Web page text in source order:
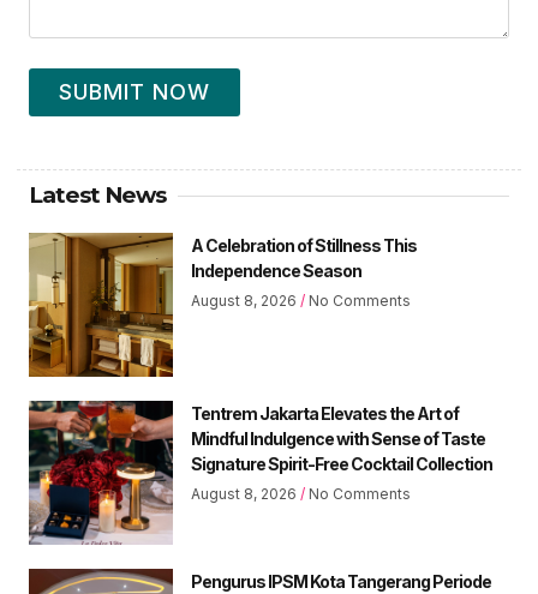
SUBMIT NOW
Latest News
A Celebration of Stillness This
Independence Season
August 8, 2026 No Comments
Tentrem Jakarta Elevates the Art of
Mindful Indulgence with Sense of Taste
Signature Spirit-Free Cocktail Collection
August 8, 2026 No Comments
Pengurus IPSM Kota Tangerang Periode